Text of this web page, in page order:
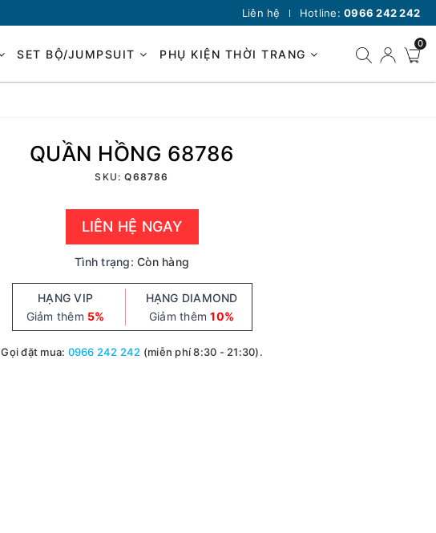
Liên hệ Hotline: 0966 242 242
SET BỘ/JUMPSUIT PHỤ KIỆN THỜI TRANG
0
QUẦN HỒNG 68786
SKU:Q68786
LIÊN HỆ NGAY
Tình trạng: Còn hàng
HẠNG VIP
Giảm thêm 5%
HẠNG DIAMOND
Giảm thêm10%
Gọi đặt mua: 0966 242 242 (miễn phí 8:30 - 21:30).